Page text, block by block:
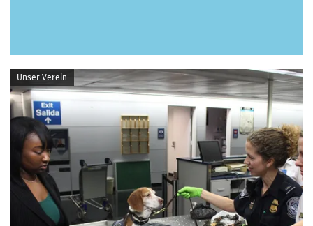
Unser Verein